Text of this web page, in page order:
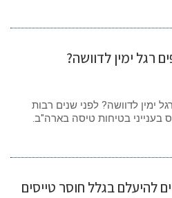
רגל ימין לדוושה?
ימין לדוושה? לפני שנים רבות
בענייני בטיחות טיסה בארה"ב.
להיעלם בגלל חוסר טייסים